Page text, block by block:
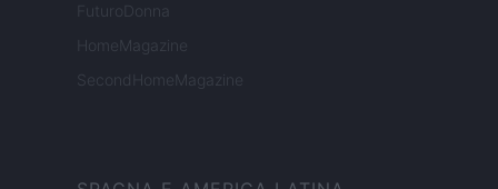
FuturoDonna
HomeMagazine
SecondHomeMagazine